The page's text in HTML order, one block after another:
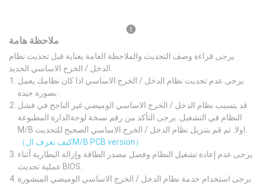
ملاحظة هامة
يرجى قراءة وصف التحديث والملاحظة العامة بعناية قبل تحديث نظام
يرجى عدم تحديث نظام الدخل / الخرج الاساسي اذا كان نظامك يعمل
قد يتسبب نظام الدخل / الخرج الاساسي الوميضي غير الناجح في فشل
النظام في التشغيل. يرجى التأكد من رقم نسخة لوحةالدارة المطبوعة
（كيف تعرف الM/B PCB version）
يرجى عدم إعادة تشغيل النظام وفصل مصدر الطاقة وإزالة البطارية أثناء
عملية تحديث BIOS.
يرجى استخدام خدمة نظام الدخل / الخرج الاساسي الوميضي المنشورة